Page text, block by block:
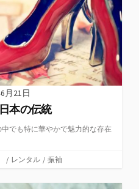
月21日
本の伝統
でも特に華やかで魅力的な存在
/ レンタル / 振袖